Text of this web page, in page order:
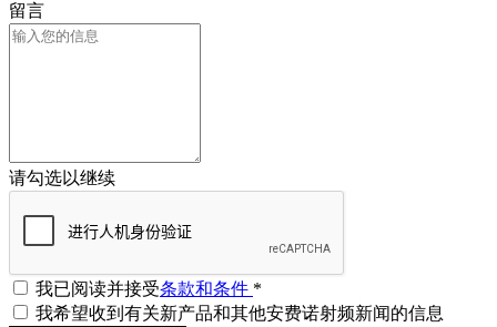
留言
请勾选以继续
我已阅读并接受条款和条件 *
我希望收到有关新产品和其他安费诺射频新闻的信息